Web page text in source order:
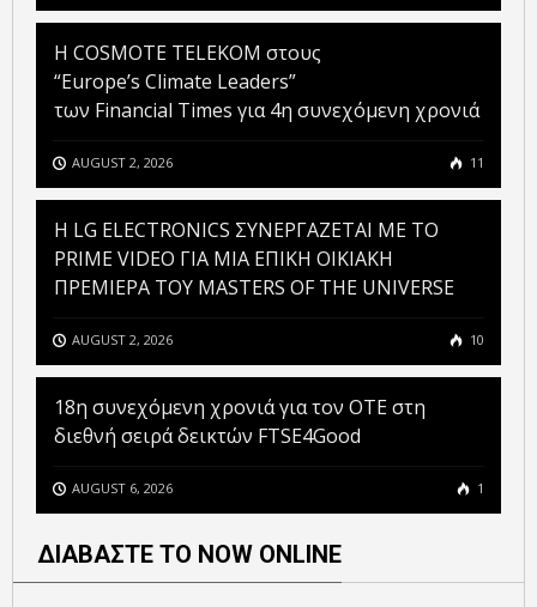
Η COSMOTE TELEKOM στους
“Europe’s Climate Leaders”
των Financial Times για 4η συνεχόμενη χρονιά
AUGUST 2, 2026 11
H LG ELECTRONICS ΣΥΝΕΡΓΑΖΕΤΑΙ ΜΕ ΤΟ
PRIME VIDEO ΓΙΑ ΜΙΑ ΕΠΙΚΗ ΟΙΚΙΑΚΗ
ΠΡΕΜΙΕΡΑ ΤΟΥ MASTERS OF THE UNIVERSE
AUGUST 2, 2026 10
18η συνεχόμενη χρονιά για τον ΟΤΕ στη
διεθνή σειρά δεικτών FTSE4Good
AUGUST 6, 2026 1
ΔΙΑΒΑΣΤΕ ΤΟ NOW ONLINE